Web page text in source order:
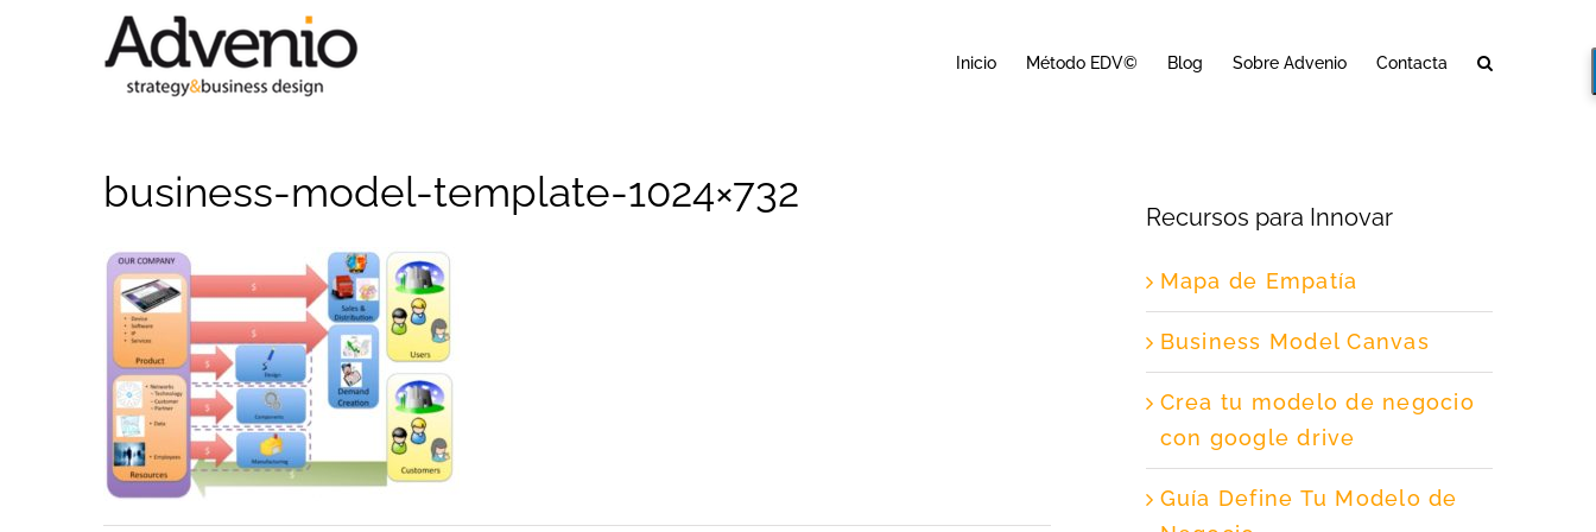
Inicio Método EDV© Blog Sobre Advenio Contacta
business-model-template-1024×732
Recursos para Innovar
Mapa de Empatía
Business Model Canvas
Crea tu modelo de negocio
con google drive
Guía Define Tu Modelo de